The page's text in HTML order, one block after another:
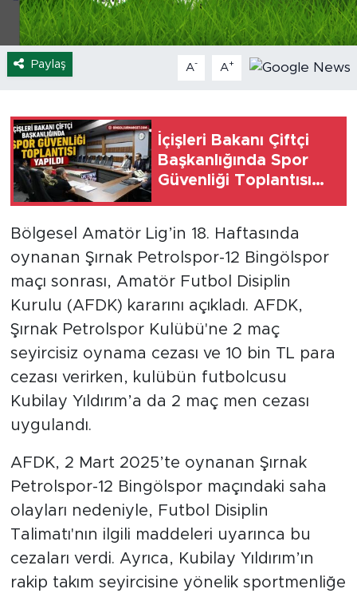
Paylaş A- A+
İçişleri Bakanı Çiftçi
Başkanlığında Spor
Güvenliği Toplantısı
Bölgesel Amatör Lig’in 18. Haftasında
oynanan Şırnak Petrolspor-12 Bingölspor
maçı sonrası, Amatör Futbol Disiplin
Kurulu (AFDK) kararını açıkladı. AFDK,
Şırnak Petrolspor Kulübü'ne 2 maç
seyircisiz oynama cezası ve 10 bin TL para
cezası verirken, kulübün futbolcusu
Kubilay Yıldırım’a da 2 maç men cezası
uygulandı.
AFDK, 2 Mart 2025’te oynanan Şırnak
Petrolspor-12 Bingölspor maçındaki saha
olayları nedeniyle, Futbol Disiplin
Talimatı'nın ilgili maddeleri uyarınca bu
cezaları verdi. Ayrıca, Kubilay Yıldırım’ın
rakip takım seyircisine yönelik sportmenliğe
Ekonomi
Hava Durumu
Bingöl Kaza Haberleri